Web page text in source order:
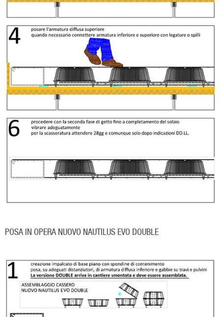
POSA IN OPERA NUOVO NAUTILUS EVO DOUBLE